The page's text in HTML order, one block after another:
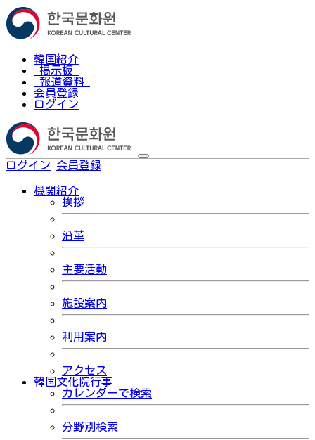
韓国紹介
掲示板
報道資料
会員登録
ログイン
ログイン 会員登録
機関紹介
挨拶
沿革
主要活動
施設案内
利用案内
アクセス
韓国文化院行事
カレンダーで検索
分野別検索